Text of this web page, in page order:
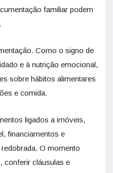
familiar podem
Como o signo de
e à nutrição emocional,
sobre hábitos alimentares
e comida.
ligados a imóveis,
financiamentos e
O momento
conferir cláusulas e